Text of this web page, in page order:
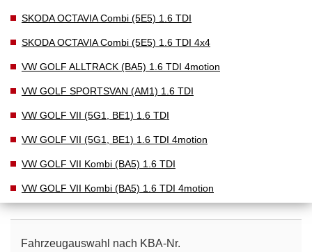
SKODA OCTAVIA Combi (5E5) 1.6 TDI
SKODA OCTAVIA Combi (5E5) 1.6 TDI 4x4
VW GOLF ALLTRACK (BA5) 1.6 TDI 4motion
VW GOLF SPORTSVAN (AM1) 1.6 TDI
VW GOLF VII (5G1, BE1) 1.6 TDI
VW GOLF VII (5G1, BE1) 1.6 TDI 4motion
VW GOLF VII Kombi (BA5) 1.6 TDI
VW GOLF VII Kombi (BA5) 1.6 TDI 4motion
Fahrzeugauswahl nach KBA-Nr.